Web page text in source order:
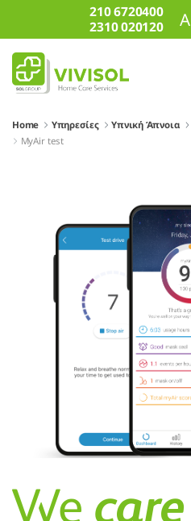
Skip to Main Content210 6720400
2310 020120
A
Home Υπηρεσίες Υπνική Άπνοια
MyAir test